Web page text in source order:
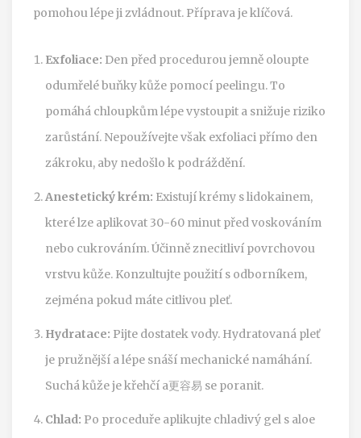
pomohou lépe ji zvládnout. Příprava je klíčová.
Exfoliace: Den před procedurou jemně oloupte
odumřelé buňky kůže pomocí peelingu. To
pomáhá chloupkům lépe vystoupit a snižuje riziko
zarůstání. Nepoužívejte však exfoliaci přímo den
zákroku, aby nedošlo k podráždění.
Anestetický krém: Existují krémy s lidokainem,
které lze aplikovat 30-60 minut před voskováním
nebo cukrováním. Účinně znecitliví povrchovou
vrstvu kůže. Konzultujte použití s odborníkem,
zejména pokud máte citlivou pleť.
Hydratace: Pijte dostatek vody. Hydratovaná pleť
je pružnější a lépe snáší mechanické namáhání.
Suchá kůže je křehčí a更容易 se poranit.
Chlad: Po proceduře aplikujte chladivý gel s aloe